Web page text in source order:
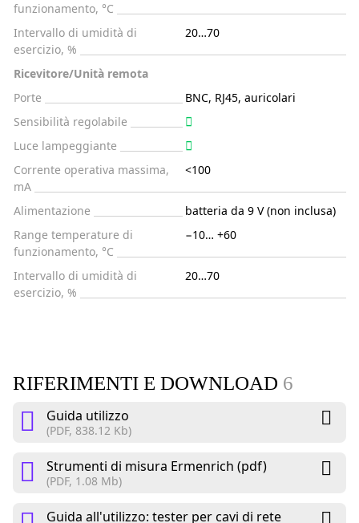
funzionamento, °C
Intervallo di umidità di
esercizio, %
20…70
Ricevitore/Unità remota
Porte
BNC, RJ45, auricolari
Sensibilità regolabile
Luce lampeggiante
Corrente operativa massima,
mA
<100
Alimentazione
batteria da 9 V (non inclusa)
Range temperature di
funzionamento, °C
−10… +60
Intervallo di umidità di
esercizio, %
20…70
RIFERIMENTI E DOWNLOAD 6
Guida utilizzo
(PDF, 838.12 Kb)
Strumenti di misura Ermenrich (pdf)
(PDF, 1.08 Mb)
Guida all'utilizzo: tester per cavi di rete